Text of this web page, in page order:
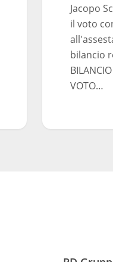
Jacopo
il voto
bilancio
VOTO…